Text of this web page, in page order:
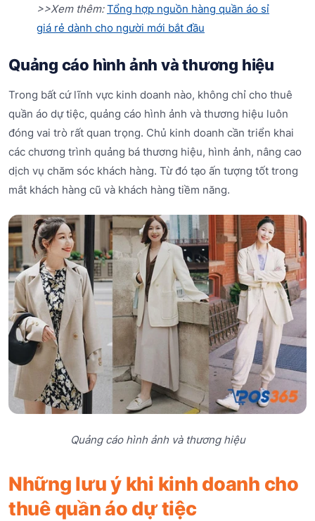
>>Xem thêm:Tổng hợp nguồn hàng quần áo sỉ
giá rẻ dành cho người mới bắt đầu
Quảng cáo hình ảnh và thương hiệu
Trong bất cứ lĩnh vực kinh doanh nào, không chỉ cho thuê
quần áo dự tiệc, quảng cáo hình ảnh và thương hiệu luôn
đóng vai trò rất quan trọng. Chủ kinh doanh cần triển khai
các chương trình quảng bá thương hiệu, hình ảnh, nâng cao
dịch vụ chăm sóc khách hàng. Từ đó tạo ấn tượng tốt trong
mắt khách hàng cũ và khách hàng tiềm năng.
Quảng cáo hình ảnh và thương hiệu
Những lưu ý khi kinh doanh cho
thuê quần áo dự tiệc